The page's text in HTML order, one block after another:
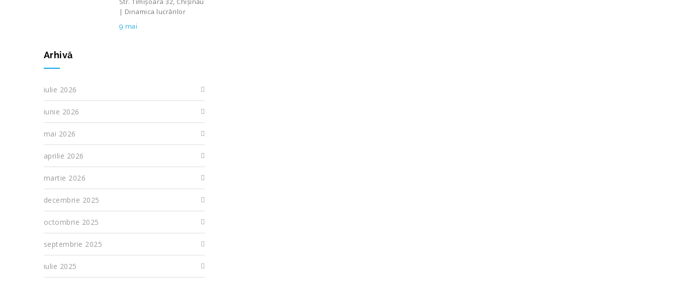
| Dinamica lucrărilor
9 mai
Arhivă
iulie 2026
iunie 2026
mai 2026
aprilie 2026
martie 2026
decembrie 2025
octombrie 2025
septembrie 2025
iulie 2025